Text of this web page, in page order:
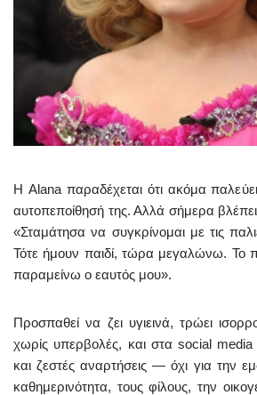
Η Alana παραδέχεται ότι ακόμα
αυτοπεποίθησή της. Αλλά σήμερα
«Σταμάτησα να συγκρίνομαι με τις
Τότε ήμουν παιδί, τώρα μεγαλώνω. Το
παραμείνω ο εαυτός μου».
Προσπαθεί να ζει υγιεινά, τρώει
χωρίς υπερβολές, και στα social media
και ζεστές αναρτήσεις — όχι για την
καθημερινότητα, τους φίλους, την